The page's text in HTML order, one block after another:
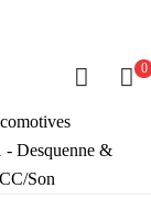
0
- Desquenne &
Son